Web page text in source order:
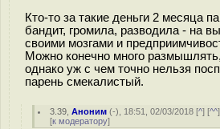
Кто-то за такие деньги 2 месяца
бандит, громила, разводила - на
своими мозгами и
Можно конечно много
однако уж с чем точно нельзя
парень смекалистый.
3.39 ,Аноним (-), 18:51, 02/03/2018 [^] [^^
[к модератору]